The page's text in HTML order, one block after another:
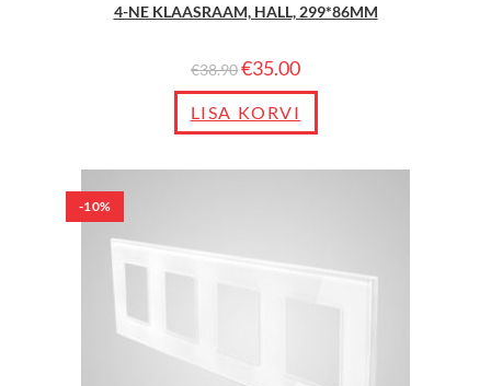
4-NE KLAASRAAM, HALL, 299*86MM
€38.90€35.00
LISA KORVI
-10%